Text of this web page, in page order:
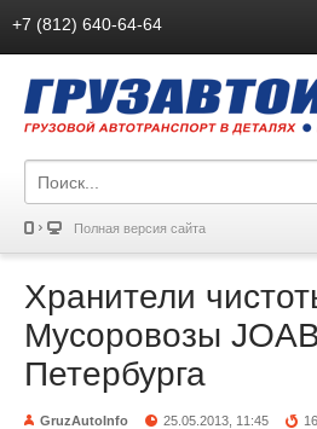
+7 (812) 640-64-64
Полная версия сайта
Хранители
Мусоровозы
Петербурга
GruzAutoInfo 25.05.2013, 11:45